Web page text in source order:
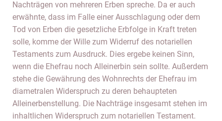
Nachträgen von mehreren Erben spreche. Da er auch
erwähnte, dass im Falle einer Ausschlagung oder dem
Tod von Erben die gesetzliche Erbfolge in Kraft treten
solle, komme der Wille zum Widerruf des notariellen
Testaments zum Ausdruck. Dies ergebe keinen Sinn,
wenn die Ehefrau noch Alleinerbin sein sollte. Außerdem
stehe die Gewährung des Wohnrechts der Ehefrau im
diametralen Widerspruch zu deren behaupteten
Alleinerbenstellung. Die Nachträge insgesamt stehen im
inhaltlichen Widerspruch zum notariellen Testament.